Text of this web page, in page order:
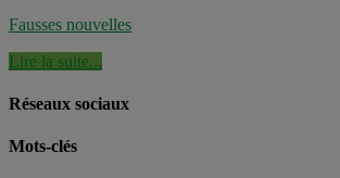
Fausses nouvelles
Lire la suite...
Réseaux sociaux
Mots-clés